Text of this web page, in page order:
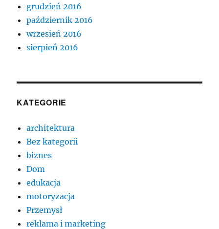
grudzień 2016
październik 2016
wrzesień 2016
sierpień 2016
KATEGORIE
architektura
Bez kategorii
biznes
Dom
edukacja
motoryzacja
Przemysł
reklama i marketing